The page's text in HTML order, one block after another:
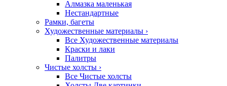
Алмазка маленькая
Нестандартные
Рамки, багеты
Художественные материалы ›
Все Художественные материалы
Краски и лаки
Палитры
Чистые холсты ›
Все Чистые холсты